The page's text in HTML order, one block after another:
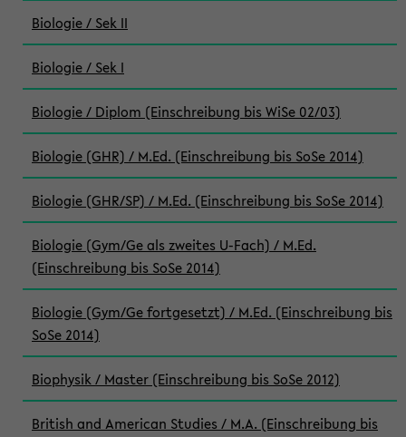
Biologie / Sek II
Biologie / Sek I
Biologie / Diplom (Einschreibung bis WiSe 02/03)
Biologie (GHR) / M.Ed. (Einschreibung bis SoSe 2014)
Biologie (GHR/SP) / M.Ed. (Einschreibung bis SoSe 2014)
Biologie (Gym/Ge als zweites U-Fach) / M.Ed.
(Einschreibung bis SoSe 2014)
Biologie (Gym/Ge fortgesetzt) / M.Ed. (Einschreibung bis
SoSe 2014)
Biophysik / Master (Einschreibung bis SoSe 2012)
British and American Studies / M.A. (Einschreibung bis